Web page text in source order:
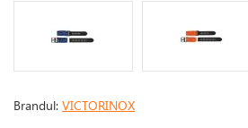
Brandul: VICTORINOX